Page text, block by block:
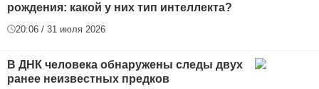
рождения: какой у них тип интеллекта?
20:06 / 31 июля 2026
В ДНК человека обнаружены следы двух
ранее неизвестных предков